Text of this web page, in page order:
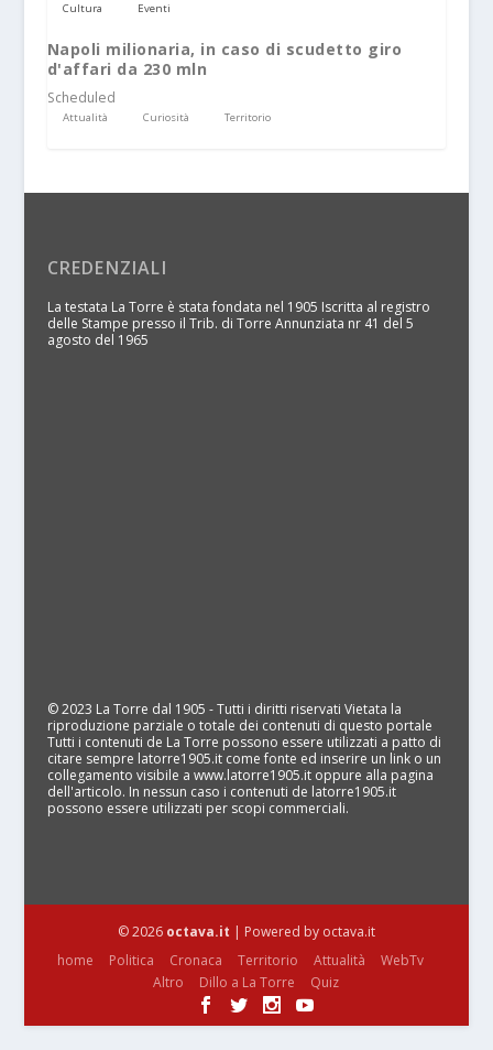
Cultura Eventi
Napoli milionaria, in caso di scudetto giro
d'affari da 230 mln
Scheduled
Attualità Curiosità Territorio
CREDENZIALI
La testata La Torre è stata fondata nel 1905 Iscritta al registro
delle Stampe presso il Trib. di Torre Annunziata nr 41 del 5
agosto del 1965
© 2023 La Torre dal 1905 - Tutti i diritti riservati Vietata la
riproduzione parziale o totale dei contenuti di questo portale
Tutti i contenuti de La Torre possono essere utilizzati a patto di
citare sempre latorre1905.it come fonte ed inserire un link o un
collegamento visibile a www.latorre1905.it oppure alla pagina
dell'articolo. In nessun caso i contenuti de latorre1905.it
possono essere utilizzati per scopi commerciali.
© 2026 octava.it | Powered by octava.it
home
Politica Cronaca Territorio Attualità
WebTv
Altro
Dillo a La Torre Quiz